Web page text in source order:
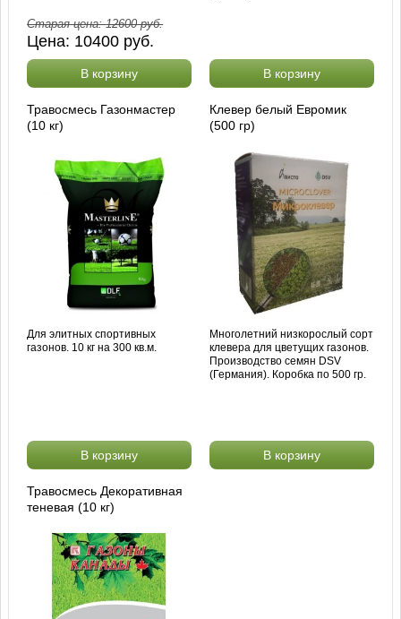
Старая цена:12600руб.
Цена: 10400 руб.
В корзину В корзину
Травосмесь Газонмастер
(10 кг)
Для элитных спортивных
газонов. 10 кг на 300 кв.м.
В корзину
Клевер белый Евромик
(500 гр)
Многолетний низкорослый сорт
клевера для цветущих газонов.
Производство семян DSV
(Германия). Коробка по 500 гр.
В корзину
Травосмесь Декоративная
теневая (10 кг)